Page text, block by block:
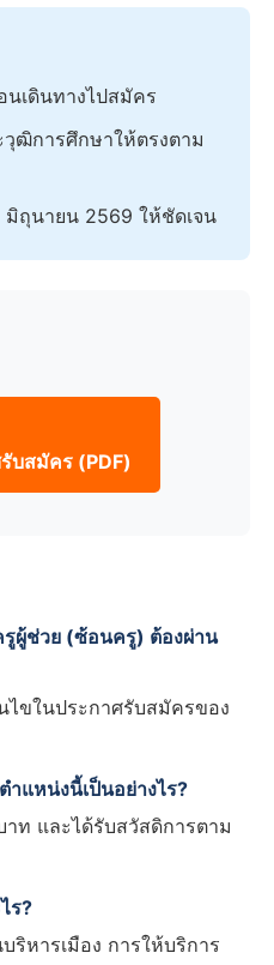
นเดินทางไปสมัคร
ฒิการศึกษาให้ตรงตาม
ถุนายน 2569 ให้ชัดเจน
บสมัคร (PDF)
รูผู้ช่วย (ซ้อนครู) ต้องผ่าน
ไขในประกาศรับสมัครของ
ำแหน่งนี้เป็นอย่างไร?
าท และได้รับสวัสดิการตาม
ร?
ริหารเมือง การให้บริการ